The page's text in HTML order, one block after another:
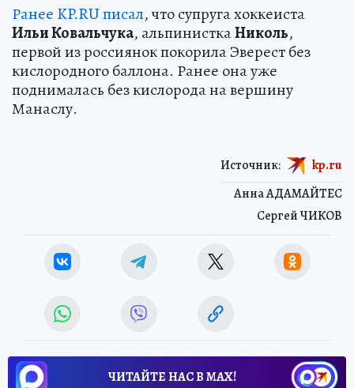
Ранее KP.RU писал, что супруга хоккеиста
Ильи Ковальчука, альпинисткаНиколь,
первой из россиянок покорила Эверест без
кислородного баллона. Ранее она уже
поднималась без кислорода на вершину
Манаслу.
Анна АДАМАЙТЕС
Сергей ЧИКОВ
Источник: kp.ru
ЧИТАЙТЕ НАС В МАХ!